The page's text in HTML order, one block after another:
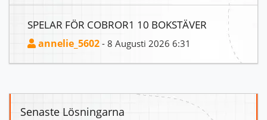
SPELAR FÖR COBROR1 10 BOKSTÄVER
annelie_5602 - 8 Augusti 2026 6:31
Senaste Lösningarna